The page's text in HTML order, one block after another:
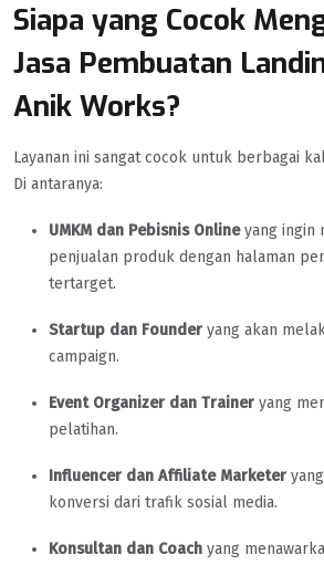
Siapa yang Cocok
Jasa Pembuatan
Anik Works?
Layanan ini sangat cocok untuk berbagai
Di antaranya:
UMKM dan Pebisnis Onlineyang ingin
penjualan produk dengan halaman
tertarget.
Startup dan Founder yang akan
campaign.
Event Organizer dan Trainer yang
pelatihan.
Influencer dan Affiliate Marketer
konversi dari trafik sosial media.
Konsultan dan Coach yang